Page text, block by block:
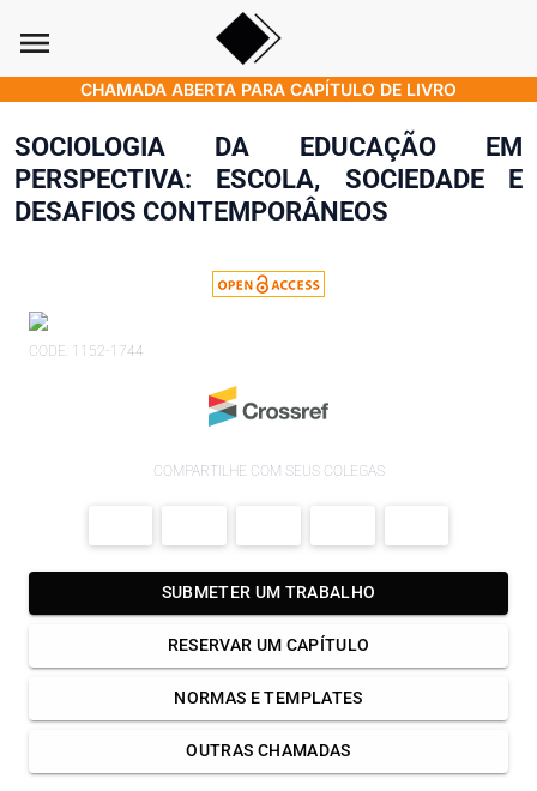
menu
CHAMADA ABERTA PARA CAPÍTULO DE LIVRO
SOCIOLOGIA DA EDUCAÇÃO EM
PERSPECTIVA: ESCOLA, SOCIEDADE E
DESAFIOS CONTEMPORÂNEOS
CODE: 1152-1744
COMPARTILHE COM SEUS COLEGAS
SUBMETER UM TRABALHO
RESERVAR UM CAPÍTULO
NORMAS E TEMPLATES
OUTRAS CHAMADAS